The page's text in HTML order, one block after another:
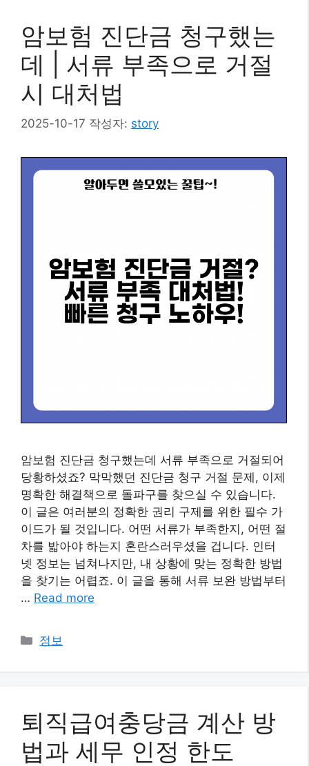
암보험 진단금 청구했는
데 | 서류 부족으로 거절
시 대처법
2025-10-17 작성자: story
암보험 진단금 청구했는데 서류 부족으로 거절되어
당황하셨죠? 막막했던 진단금 청구 거절 문제, 이제
명확한 해결책으로 돌파구를 찾으실 수 있습니다.
이 글은 여러분의 정확한 권리 구제를 위한 필수 가
이드가 될 것입니다. 어떤 서류가 부족한지, 어떤 절
차를 밟아야 하는지 혼란스러우셨을 겁니다. 인터
넷 정보는 넘쳐나지만, 내 상황에 맞는 정확한 방법
을 찾기는 어렵죠. 이 글을 통해 서류 보완 방법부터
… Read more
카
정보
퇴직급여충당금 계산 방
법과 세무 인정 한도